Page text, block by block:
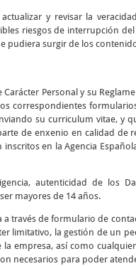
y revisar la
riesgos de interrupción
pudiera surgir de los
Personal y su
correspondientes
su curriculum vitae, y
de enxenio en calidad de
en la Agencia
autenticidad de los
mayores de 14 años.
a través de formulario de
limitativo, la gestión de un
empresa, así como
necesarios para poder